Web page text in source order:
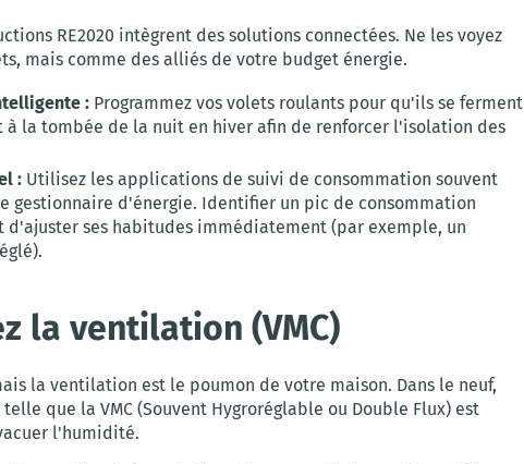
RE2020 intègrent des solutions connectées. Ne les voyez
mais comme des alliés de votre budget énergie.
: Programmez vos volets roulants pour qu'ils se ferment
la tombée de la nuit en hiver afin de renforcer l'isolation des
: Utilisez les applications de suivi de consommation souvent
gestionnaire d'énergie. Identifier un pic de consommation
ses habitudes immédiatement (par exemple, un
la ventilation (VMC)
la ventilation est le poumon de votre maison. Dans le neuf,
que la VMC (Souvent Hygroréglable ou Double Flux) est
l'humidité.